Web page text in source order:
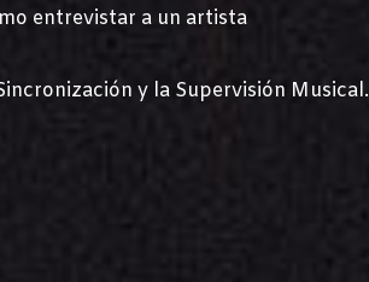
entrevistar a un artista
y la Supervisión Musical.